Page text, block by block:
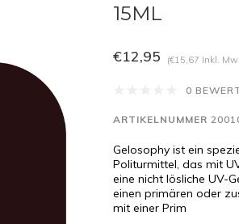
15ML
€12,95 (€15,67 Inkl.
0
ARTIKELNUMMER
Gelosophy ist ein
Politurmittel, das mit
eine nicht lösliche UV-
einen primären oder
mit einer Prim